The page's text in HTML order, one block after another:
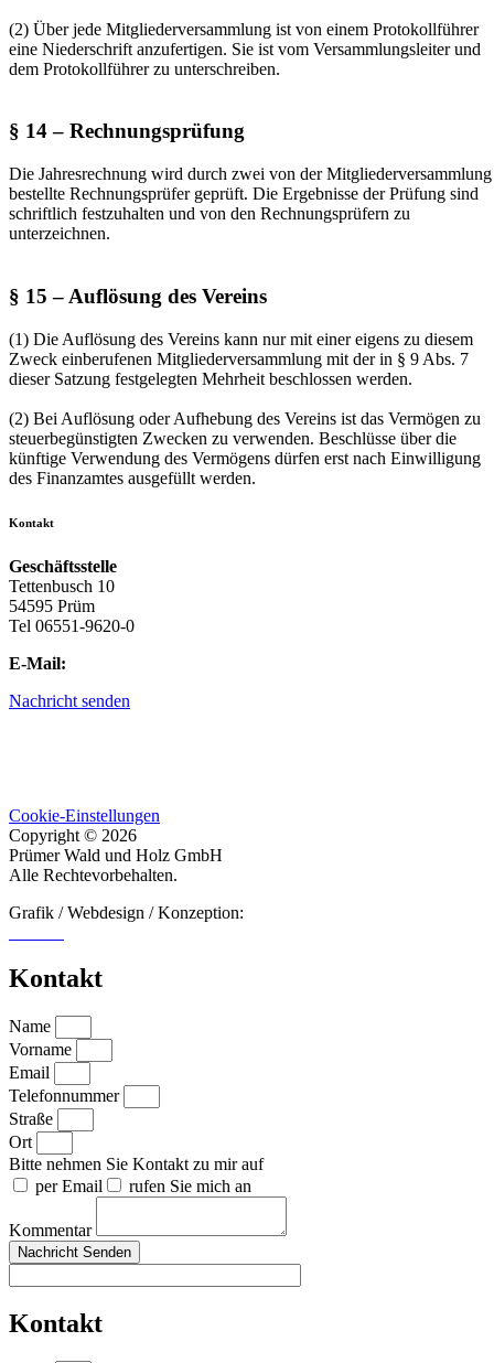
(2) Über jede Mitgliederversammlung ist von einem Protokollführer
eine Niederschrift anzufertigen. Sie ist vom Versammlungsleiter und
dem Protokollführer zu unterschreiben.
§ 14 – Rechnungsprüfung
Die Jahresrechnung wird durch zwei von der Mitgliederversammlung
bestellte Rechnungsprüfer geprüft. Die Ergebnisse der Prüfung sind
schriftlich festzuhalten und von den Rechnungsprüfern zu
unterzeichnen.
§ 15 – Auflösung des Vereins
(1) Die Auflösung des Vereins kann nur mit einer eigens zu diesem
Zweck einberufenen Mitgliederversammlung mit der in § 9 Abs. 7
dieser Satzung festgelegten Mehrheit beschlossen werden.
(2) Bei Auflösung oder Aufhebung des Vereins ist das Vermögen zu
steuerbegünstigten Zwecken zu verwenden. Beschlüsse über die
künftige Verwendung des Vermögens dürfen erst nach Einwilligung
des Finanzamtes ausgefüllt werden.
Kontakt
Geschäftsstelle
Tettenbusch 10
54595 Prüm
Tel 06551-9620-0
E-Mail:
Nachricht senden
Cookie-Einstellungen
Copyright © 2026
Prümer Wald und Holz GmbH
Alle Rechtevorbehalten.
Grafik / Webdesign / Konzeption:
Kontakt
Name
Vorname
Email
Telefonnummer
Straße
Ort
Bitte nehmen Sie Kontakt zu mir auf
per Email
rufen Sie mich an
Kommentar
Nachricht Senden
Kontakt